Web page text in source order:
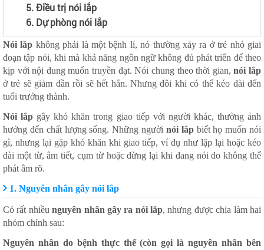
5. Điều trị nói lắp
6. Dự phòng nói lắp
Nói lắp không phải là một bệnh lí, nó thường xảy ra ở trẻ nhỏ giai
đoạn tập nói, khi mà khả năng ngôn ngữ không đủ phát triển để theo
kịp với nội dung muốn truyền đạt. Nói chung theo thời gian,nói lắp
ở trẻ sẽ giảm dần rồi sẽ hết hẳn. Nhưng đôi khi có thể kéo dài đến
tuổi trưởng thành.
Nói lắp gây khó khăn trong giao tiếp với người khác, thường ảnh
hưởng đến chất lượng sống. Những người nói lắpbiết họ muốn nói
gì, nhưng lại gặp khó khăn khi giao tiếp, ví dụ như lặp lại hoặc kéo
dài một từ, âm tiết, cụm từ hoặc dừng lại khi đang nói do không thể
phát âm rõ.
1. Nguyên nhân gây nói lắp
Có rất nhiềunguyên nhân gây ra nói lắp, nhưng được chia làm hai
nhóm chính sau:
Nguyên nhân do bệnh thực thể (còn gọi là nguyên nhân bên